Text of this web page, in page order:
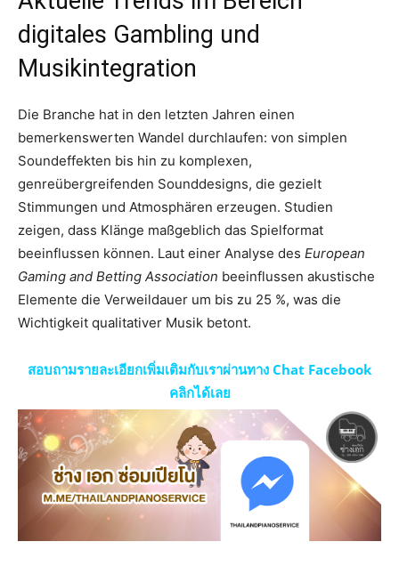
digitales Gambling und
Musikintegration
Die Branche hat in den letzten Jahren einen
bemerkenswerten Wandel durchlaufen: von simplen
Soundeffekten bis hin zu komplexen,
genreübergreifenden Sounddesigns, die gezielt
Stimmungen und Atmosphären erzeugen. Studien
zeigen, dass Klänge maßgeblich das Spielformat
beeinflussen können. Laut einer Analyse des European
Gaming and Betting Association beeinflussen akustische
Elemente die Verweildauer um bis zu 25 %, was die
Wichtigkeit qualitativer Musik betont.
สอบถามรายละเอียกเพิ่มเติมกับเราผ่านทาง Chat Facebook
คลิกได้เลย